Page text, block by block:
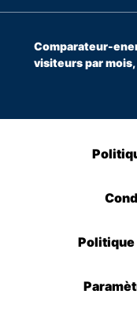
Comparateur-
visiteurs par
Politique